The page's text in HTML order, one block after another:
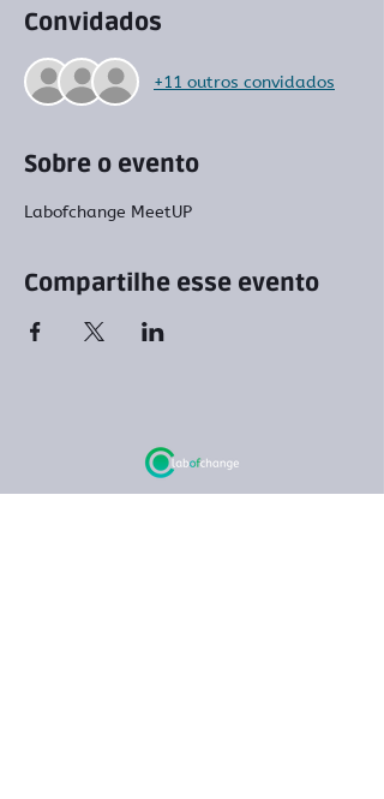
Convidados
+11 outros convidados
Sobre o evento
Labofchange MeetUP
Compartilhe esse evento